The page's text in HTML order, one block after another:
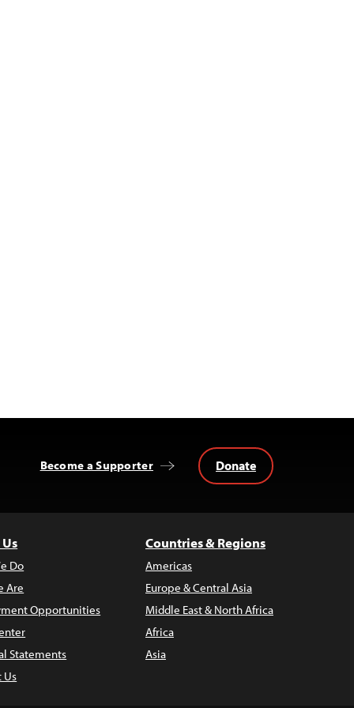
Become a Supporter Donate
Do
Are
Opportunities
Statements
Us
Countries & Regions
Americas
Europe & Central Asia
Middle East & North Africa
Africa
Asia